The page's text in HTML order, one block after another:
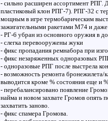
- сильно расширен ассортимент
пластиковый клон РПГ-7). РПГ-32 с
мощным в игре термобарическим
зажигательными ракетами М74 и
- РГ-6 убран из основного оружия в
- слегка перевооружены жуки
- фикс пропадания ремнабора при
- фикс незаряженных одноразовых
- одноразовые РПГ после выстрела
- возможность ремонта
выводится кроме % состояния еще и
- перебалансировано появление
найма и новом захвате Громов опять
захватить заново.
- фикс спамера Громова.